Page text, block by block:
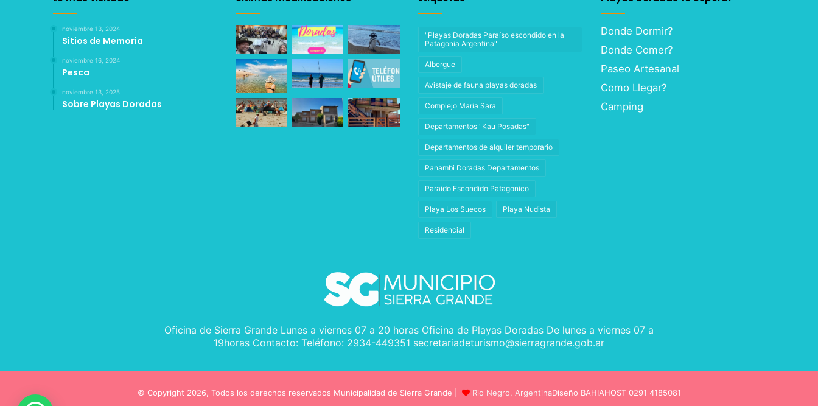
noviembre 13, 2024
Sitios de Memoria
noviembre 16, 2024
Pesca
noviembre 13, 2025
Sobre Playas Doradas
"Playas Doradas Paraíso escondido en la
Patagonia Argentina"
Albergue
Avistaje de fauna playas doradas
Complejo Maria Sara
Departamentos "Kau Posadas"
Departamentos de alquiler temporario
Panambi Doradas Departamentos
Paraido Escondido Patagonico
Playa Los Suecos Playa Nudista
Residencial
Donde Dormir?
Donde Comer?
Paseo Artesanal
Como Llegar?
Camping
Oficina de Sierra Grande Lunes a viernes 07 a 20 horas Oficina de Playas Doradas De lunes a viernes 07 a
19horas Contacto: Teléfono: 2934-449351 secretariadeturismo@sierragrande.gob.ar
© Copyright 2026, Todos los derechos reservados Municipalidad de Sierra Grande | Rio Negro, ArgentinaDiseño BAHIAHOST 0291 4185081